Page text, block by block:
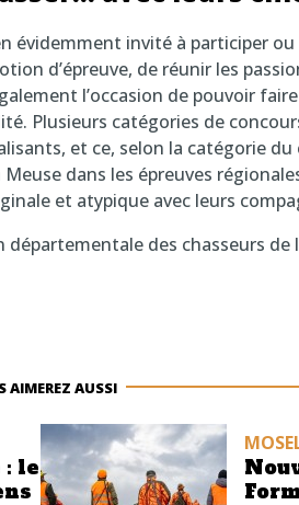
évidemment invité à participer
d’épreuve, de réunir les
l’occasion de pouvoir
Plusieurs catégories de
et ce, selon la catégorie
dans les épreuves
et atypique avec leurs
des chasseurs de
AIMEREZ AUSSI
: le